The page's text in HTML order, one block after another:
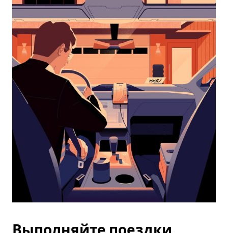
календарю
выбрать
дату.
Чтобы
закрыть
календарь,
нажмите
Esc.